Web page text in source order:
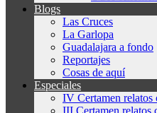
Blogs
Las Cruces
La Garlopa
Guadalajara a fondo
Reportajes
Cosas de aquí
Especiales
IV Certamen relatos
III Certamen relatos